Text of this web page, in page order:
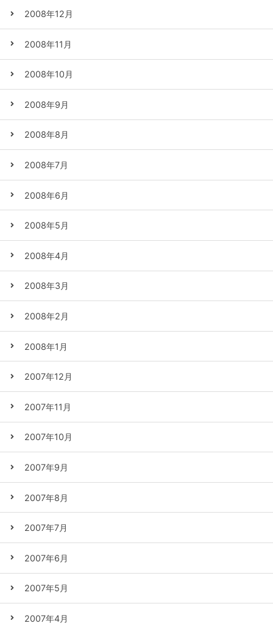
2008年12月
2008年11月
2008年10月
2008年9月
2008年8月
2008年7月
2008年6月
2008年5月
2008年4月
2008年3月
2008年2月
2008年1月
2007年12月
2007年11月
2007年10月
2007年9月
2007年8月
2007年7月
2007年6月
2007年5月
2007年4月